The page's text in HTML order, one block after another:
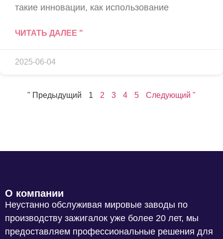
такие инновации, как использование
ЧИТАТЬ ДАЛЕЕ "
2025-06-04
" Предыдущий 1 2 3 4 5 Следующий "
О компании
Неустанно обслуживая мировые заводы по
производству зажигалок уже более 20 лет, мы
предоставляем профессиональные решения для